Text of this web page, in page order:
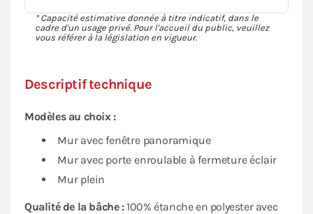
Descriptif technique
Modèles au choix :
Mur avec fenêtre panoramique
Mur avec porte enroulable à fermeture éclair
Mur plein
Qualité de la bâche :100% étanche en polyester avec
* Capacité estimative donnée à titre indicatif, dans le
cadre d'un usage privé. Pour l'accueil du public, veuillez
vous référer à la législation en vigueur.